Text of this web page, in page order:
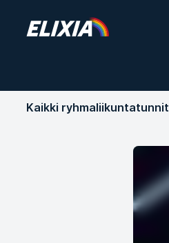
Kaikki ryhmaliikuntatunnit